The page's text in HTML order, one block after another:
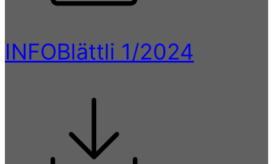
INFOBlättli 1/2024